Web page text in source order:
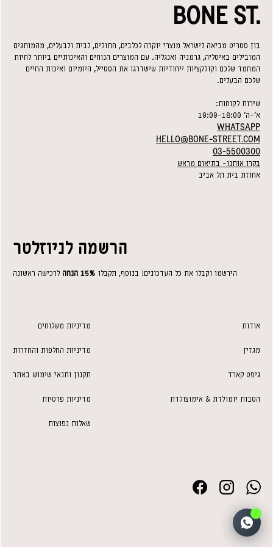
הרשמה לניוזלטר
הירשמו וקבלו את כל העדכונים! בנוסף, תקבלו 15% הנחה לרכישה ראשונה
מדיניות משלוחים
מדיניות החלפות והחזרות
תקנון ותנאי שימוש באתר
מדיניות פרטיות
שאלות נפוצות
אודות
מגזין
גיפט קארד
הטבות יומולדת & אימוצולדת
BONE ST.
בון סטריט מביאה לישראל מוצרי יוקרה לכלבים, חתולים, לבית ולבעלים, מהמותגים
המובילים באיטליה, גרמניה ואנגליה. עם המוצרים הנוחים והאיכותיים ביותר לחיות
המחמד שלכם וקולקציות ייחודיות שישדרגו את הסטייל, היומיום ואיכות החיים
שלכם הבעלים.
שירות לקוחות:
א׳-ה׳ 10:00-18:00
WHATSAPP
HELLO@BONE-STREET.COM
03-5500300
בקרו אותנו- בתיאום מראש
אחוזת בית תל אביב
FacebookInstagram